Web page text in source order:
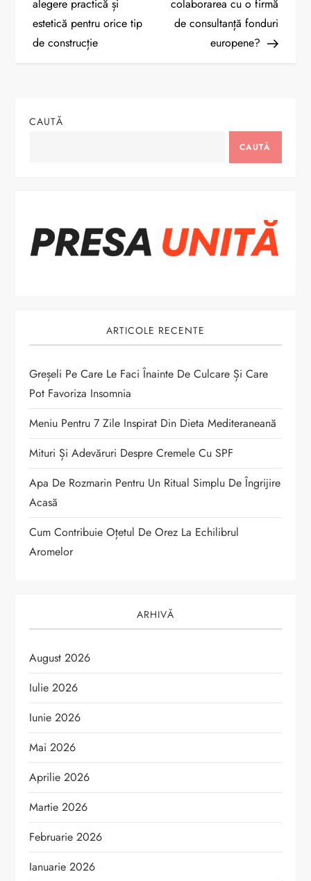
v
a
î
n
t
i
c
o
l
e
alegere practică și
estetică pentru orice tip
de construcție
colaborarea cu o firmă
de consultanță fonduri
europene?
CAUTĂ
CAUTĂ
ARTICOLE RECENTE
Greșeli Pe Care Le Faci Înainte De Culcare Și Care
Pot Favoriza Insomnia
Meniu Pentru 7 Zile Inspirat Din Dieta Mediteraneană
Mituri Și Adevăruri Despre Cremele Cu SPF
Apa De Rozmarin Pentru Un Ritual Simplu De Îngrijire
Acasă
Cum Contribuie Oțetul De Orez La Echilibrul
Aromelor
ARHIVĂ
August 2026
Iulie 2026
Iunie 2026
Mai 2026
Aprilie 2026
Martie 2026
Februarie 2026
Ianuarie 2026